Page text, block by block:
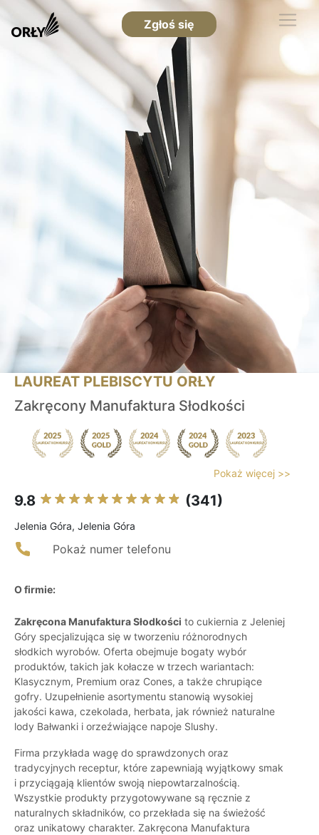
Zgłoś się
LAUREAT PLEBISCYTU ORŁY
Zakręcony Manufaktura Słodkości
Pokaż więcej >>
9.8 (341)
Jelenia Góra, Jelenia Góra
Pokaż numer telefonu
O firmie:
Zakręcona Manufaktura Słodkości to cukiernia z Jeleniej
Góry specjalizująca się w tworzeniu różnorodnych
słodkich wyrobów. Oferta obejmuje bogaty wybór
produktów, takich jak kołacze w trzech wariantach:
Klasycznym, Premium oraz Cones, a także chrupiące
gofry. Uzupełnienie asortymentu stanowią wysokiej
jakości kawa, czekolada, herbata, jak również naturalne
lody Bałwanki i orzeźwiające napoje Slushy.
Firma przykłada wagę do sprawdzonych oraz
tradycyjnych receptur, które zapewniają wyjątkowy smak
i przyciągają klientów swoją niepowtarzalnością.
Wszystkie produkty przygotowywane są ręcznie z
naturalnych składników, co przekłada się na świeżość
oraz unikatowy charakter. Zakręcona Manufaktura